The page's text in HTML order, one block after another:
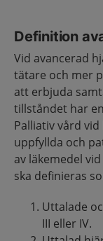
Definition
Vid avancerad
tätare och mer
att erbjuda
tillståndet har
Palliativ vård
uppfyllda och
av läkemedel
ska definieras
Uttalade
III eller IV.​